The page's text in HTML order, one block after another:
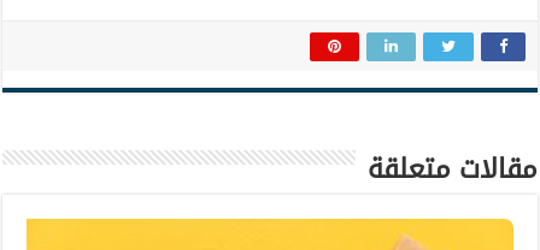
مقالات متعلقة